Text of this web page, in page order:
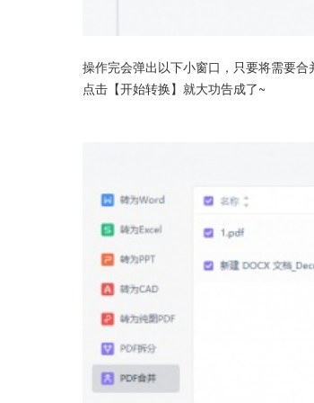
操作完会弹出以下小窗口，只要将需要
点击【开始转换】就大功告成了~